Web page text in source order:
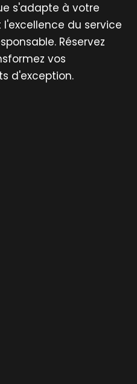
s'adapte à votre
du service
Réservez
vos
d'exception.